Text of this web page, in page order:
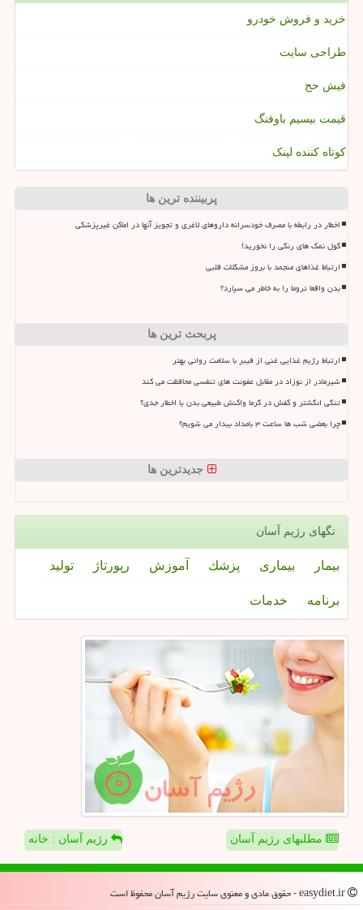
خرید و فروش خودرو
طراحی سایت
فیش حج
قیمت بیسیم باوفنگ
کوتاه کننده لینک
پربیننده ترین ها
اخطار در رابطه با مصرف خودسرانه داروهای لاغری و تجویز آنها در اماکن غیرپزشکی
گول نمک های رنگی را نخورید!
ارتباط غذاهای منجمد با بروز مشکلات قلبی
بدن واقعا تروما را به خاطر می سپارد؟
پربحث ترین ها
ارتباط رژیم غذایی غنی از فیبر با سلامت روانی بهتر
شیرمادر از نوزاد در مقابل عفونت های تنفسی محافظت می کند
تنگی انگشتر و کفش در گرما واکنش طبیعی بدن یا اخطار جدی؟
چرا بعضی شب ها ساعت ۳ بامداد بیدار می شویم؟
جدیدترین ها
تگهای رژیم آسان
بیمار بیماری پزشك آموزش رپورتاژ تولید
برنامه خدمات
مطلبهای رژیم آسان رژیم آسان : خانه